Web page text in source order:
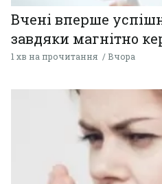
Вчені вперше
завдяки магнітно
1 хв на прочитання Вчора